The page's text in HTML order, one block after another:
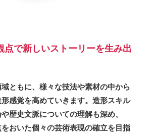
点で新しいストーリーを生み出
ともに、様々な技法や素材の中から
感覚を高めていきます。造形スキル
歴史文脈についての理解も深め、
をおいた個々の芸術表現の確立を目指